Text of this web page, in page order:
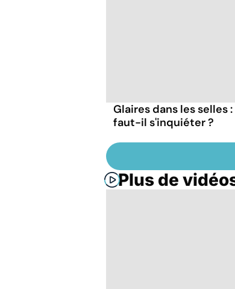
Glaires dans les selles
faut-il s'inquiéter ?
Plus de